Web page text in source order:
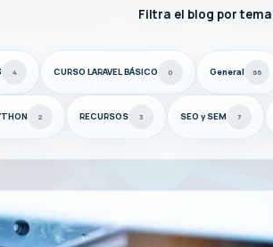
Filtra el blog por tema
4 CURSO LARAVEL BÁSICO 0 General 66
2 RECURSOS 3 SEO y SEM 7